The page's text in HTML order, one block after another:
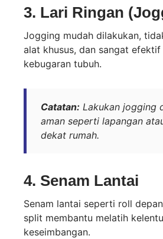
3. Lari Ringan
Jogging mudah dilakukan,
alat khusus, dan sangat
kebugaran tubuh.
Catatan: Lakukan jogging
aman seperti lapangan
dekat rumah.
4. Senam Lantai
Senam lantai seperti roll
split membantu melatih
keseimbangan.